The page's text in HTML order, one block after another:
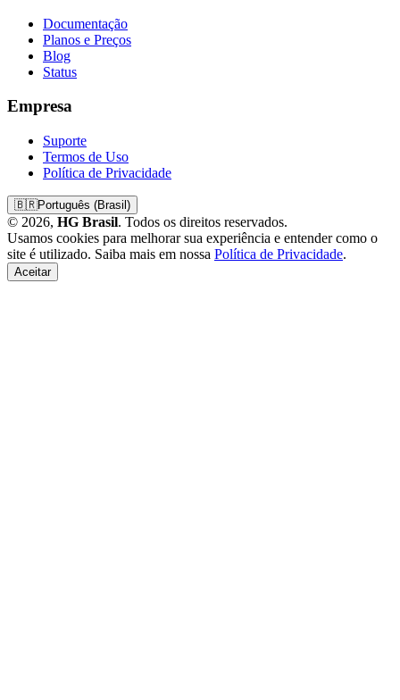
Documentação
Planos e Preços
Blog
Status
Empresa
Suporte
Termos de Uso
Política de Privacidade
🇧🇷Português (Brasil)
© 2026, HG Brasil. Todos os direitos reservados.
Usamos cookies para melhorar sua experiência e entender como o
site é utilizado. Saiba mais em nossa Política de Privacidade.
Aceitar